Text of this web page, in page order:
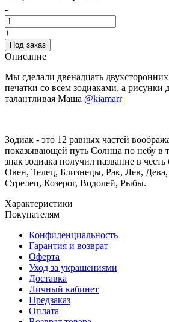
-
+
Под заказ
Описание
Мы сделали двенадцать
печатки со всем зодиаками, а рисунки
талантливая Маша @kiamarr
Зодиак - это 12 равных частей
показывающей путь Солнца по небу в
знак зодиака получил название в
Овен, Телец, Близнецы, Рак, Лев,
Стрелец, Козерог, Водолей, Рыбы.
Характеристики
Покупателям
Конфиденциальность
Гарантия и возврат
Оферта
Уход за украшениями
Доставка
Личный кабинет
Предзаказ
Оплата